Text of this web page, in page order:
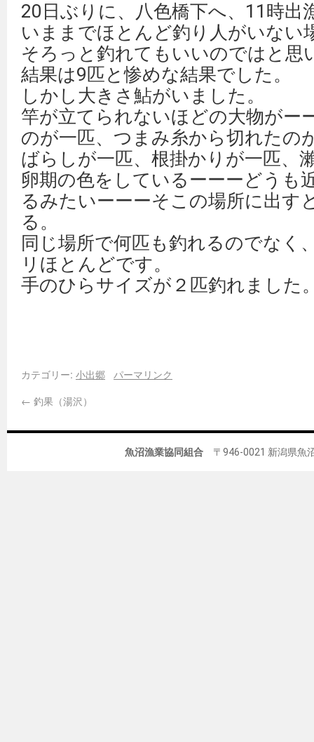
20日ぶりに、八色橋下へ、11時出
いままでほとんど釣り人がいない
そろっと釣れてもいいのではと思
結果は9匹と惨めな結果でした。
しかし大きさ鮎がいました。
竿が立てられないほどの大物がー
のが一匹、つまみ糸から切れたの
ばらしが一匹、根掛かりが一匹、
卵期の色をしているーーーどうも
るみたいーーーそこの場所に出す
る。
同じ場所で何匹も釣れるのでなく
リほとんどです。
手のひらサイズが２匹釣れました
カテゴリー: 小出郷
パーマリンク
← 釣果（湯沢）
魚沼漁業協同組合 〒946-0021 新潟県魚